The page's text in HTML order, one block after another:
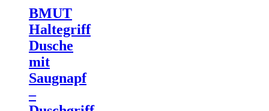
BMUT
Haltegriff
Dusche
mit
Saugnapf
–